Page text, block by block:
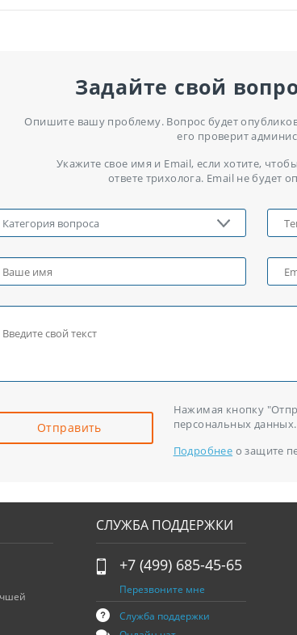
Задайте свой
Опишите вашу проблему. Вопрос будет
его проверит
Укажите свое имя и Email, если хотите,
ответе трихолога. Email не будет
Отправить
Нажимая кнопку
персональных данных.
Подробнее о защите
СЛУЖБА ПОДДЕРЖКИ
+7 (499) 685-45-65
Перезвоните мне
Служба поддержки